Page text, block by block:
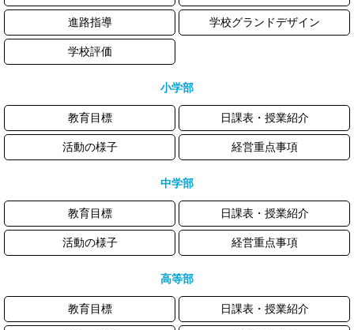
進路指導 学校グランドデザイン
学校評価
小学部
教育目標 日課表・授業紹介
活動の様子 経営重点事項
中学部
教育目標 日課表・授業紹介
活動の様子 経営重点事項
高等部
教育目標 日課表・授業紹介